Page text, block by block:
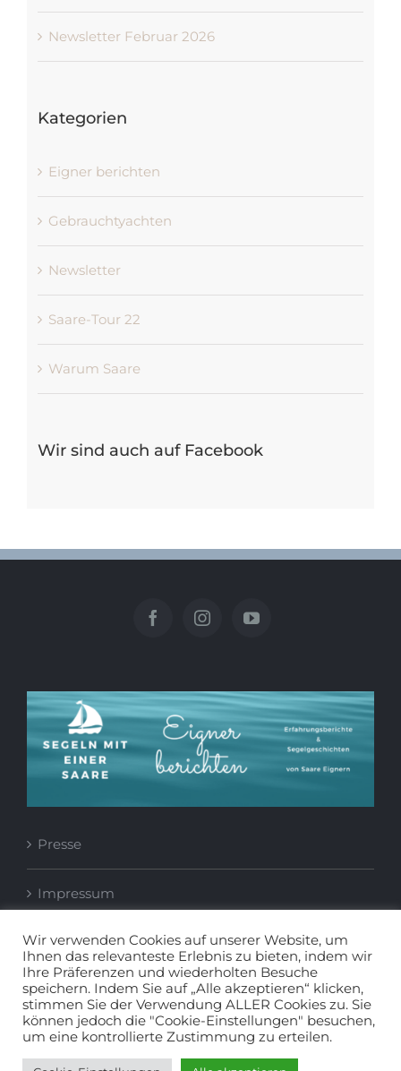
Newsletter Februar 2026
Kategorien
Eigner berichten
Gebrauchtyachten
Newsletter
Saare-Tour 22
Warum Saare
Wir sind auch auf Facebook
Presse
Impressum
Datenschutzerklärung
© Copyright2026 | All Rights Reserved - Yachtsport Eckernförde
Wir verwenden Cookies auf unserer Website, um
Ihnen das relevanteste Erlebnis zu bieten, indem wir
Ihre Präferenzen und wiederholten Besuche
speichern. Indem Sie auf „Alle akzeptieren“ klicken,
stimmen Sie der Verwendung ALLER Cookies zu. Sie
können jedoch die "Cookie-Einstellungen" besuchen,
um eine kontrollierte Zustimmung zu erteilen.